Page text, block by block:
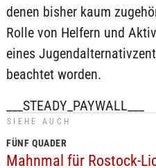
denen bisher kaum
Rolle von Helfern und
eines
beachtet worden.
___STEADY_PAYWALL___
SIEHE AUCH
FÜNF QUADER
Mahnmal für Rostock-